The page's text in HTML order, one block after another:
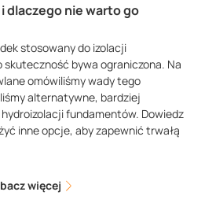
dlaczego nie warto go
stosowany do izolacji
bywa ograniczona. Na
omówiliśmy wady tego
alternatywne, bardziej
fundamentów. Dowiedz
inne opcje, aby zapewnić trwałą
więcej